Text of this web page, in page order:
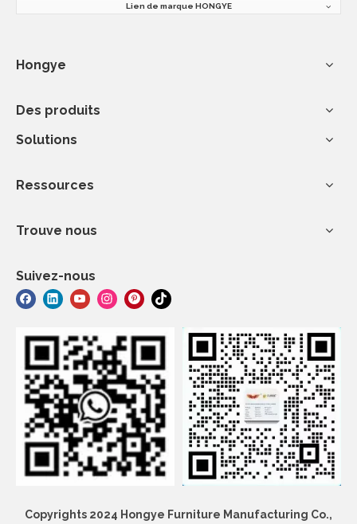
Lien de marque HONGYE
Hongye
Des produits
Solutions
Ressources
Trouve nous
Suivez-nous
Copyrights 2024 Hongye Furniture Manufacturing Co.,